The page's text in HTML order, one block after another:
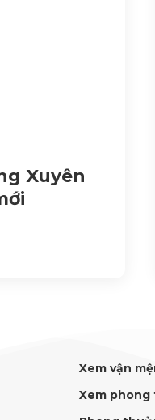
Xuyên
Xem vận
Xem phong